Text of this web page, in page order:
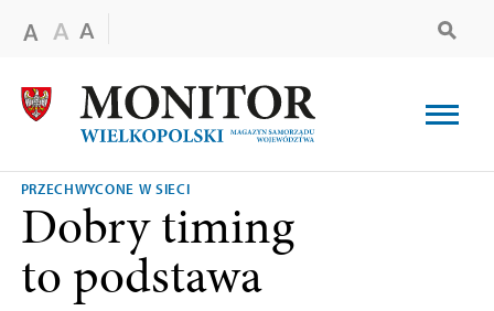
PRZECHWYCONE W SIECI
Dobry timing
to podstawa